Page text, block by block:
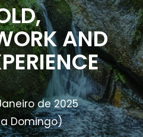
AND
de 2025
Domingo)